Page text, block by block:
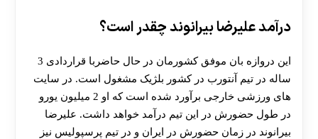
درآمد علیرضا بیرانوند چقدر است؟
این دروازه بان موفق کشورمان در حال حاضربا قراردادی 3
ساله در تیم آنتورب در کشور بلژیک مشغول است. در سایت
های ورزشی خارجی برآورد شده است که او 2 میلیون یورو
در طول حضورش در این تیم درآمد خواهد داشت. علیرضا
بیرانوند در زمان حضورش در ایران و در تیم پرسپولیس نیز